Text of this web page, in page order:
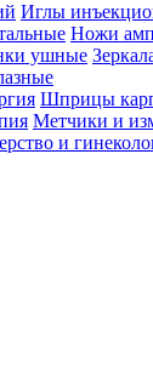
Иглы
Ножи
ушные
Шприцы
Метчики и
и